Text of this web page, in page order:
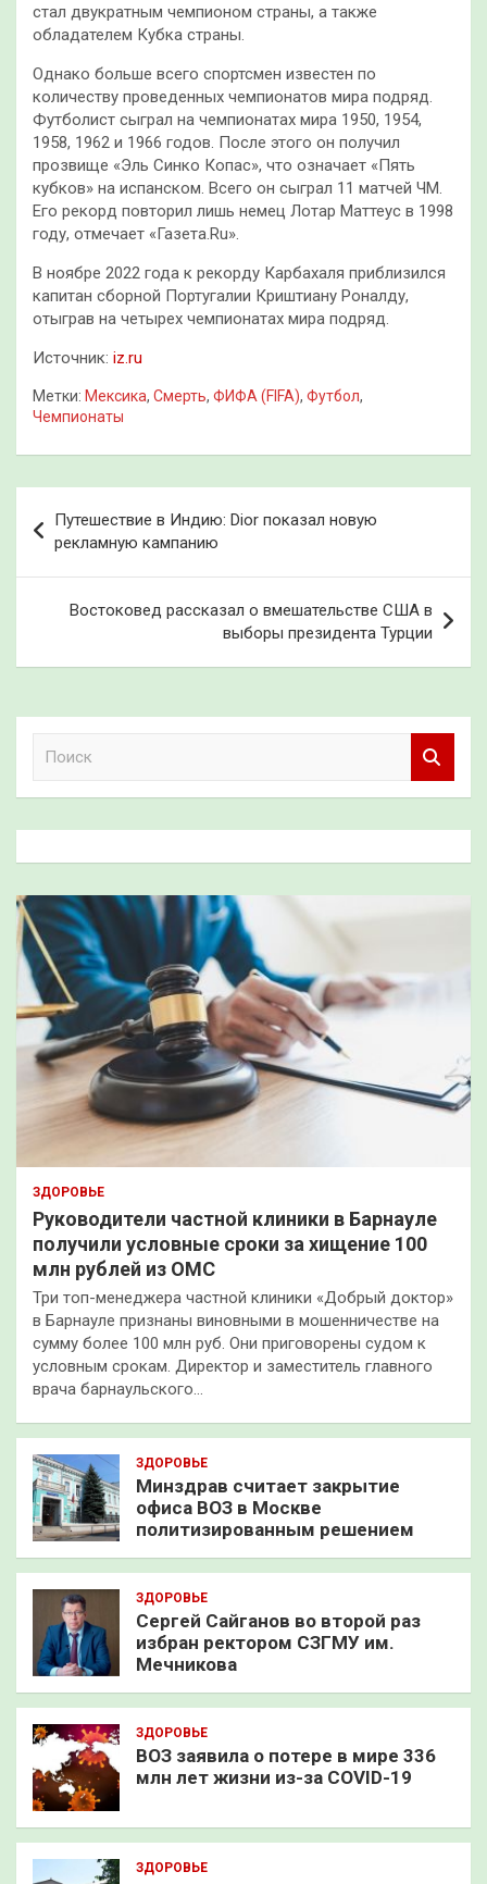
стал двукратным чемпионом страны, а также
обладателем Кубка страны.
Однако больше всего спортсмен известен по
количеству проведенных чемпионатов мира подряд.
Футболист сыграл на чемпионатах мира 1950, 1954,
1958, 1962 и 1966 годов. После этого он получил
прозвище «Эль Синко Копас», что означает «Пять
кубков» на испанском. Всего он сыграл 11 матчей ЧМ.
Его рекорд повторил лишь немец Лотар Маттеус в 1998
году, отмечает «Газета.Ru».
В ноябре 2022 года к рекорду Карбахаля приблизился
капитан сборной Португалии Криштиану Роналду,
отыграв на четырех чемпионатах мира подряд.
Источник: iz.ru
Метки: Мексика, Смерть, ФИФА (FIFA), Футбол,
Чемпионаты
по
записям
Путешествие в Индию: Dior показал новую
рекламную кампанию
Востоковед рассказал о вмешательстве США в
выборы президента Турции
к
ЗДОРОВЬЕ
Руководители частной клиники в Барнауле
получили условные сроки за хищение 100
млн рублей из ОМС
Три топ-менеджера частной клиники «Добрый доктор»
в Барнауле признаны виновными в мошенничестве на
сумму более 100 млн руб. Они приговорены судом к
условным срокам. Директор и заместитель главного
врача барнаульского…
ЗДОРОВЬЕ
Минздрав считает закрытие
офиса ВОЗ в Москве
политизированным решением
ЗДОРОВЬЕ
Сергей Сайганов во второй раз
избран ректором СЗГМУ им.
Мечникова
ЗДОРОВЬЕ
ВОЗ заявила о потере в мире 336
млн лет жизни из-за COVID-19
ЗДОРОВЬЕ